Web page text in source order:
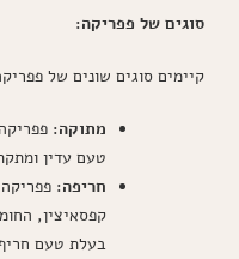
סוגים של פפריקה:
קיימים סוגים שונים של
מתוקה:
טעם עדין
חריפה:
קפסאיצין,
בעלת טעם